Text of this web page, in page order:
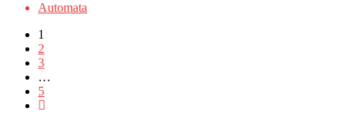
Automata
1
2
3
…
5